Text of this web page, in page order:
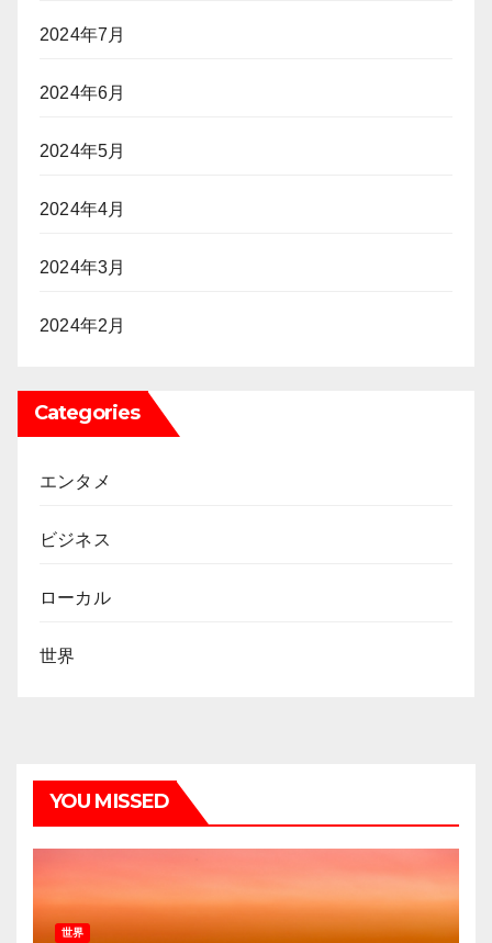
2024年7月
2024年6月
2024年5月
2024年4月
2024年3月
2024年2月
Categories
エンタメ
ビジネス
ローカル
世界
YOU MISSED
世界